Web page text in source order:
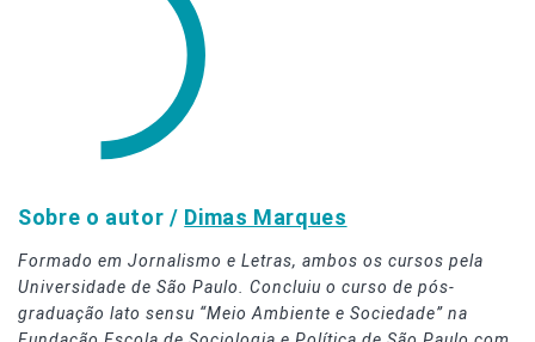
Sobre o autor / Dimas Marques
Formado em Jornalismo e Letras, ambos os cursos pela
Universidade de São Paulo. Concluiu o curso de pós-
graduação lato sensu “Meio Ambiente e Sociedade” na